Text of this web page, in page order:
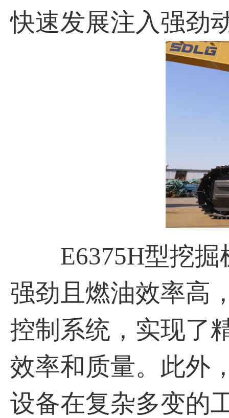
快速发展注入强劲
E6375H型挖掘
强劲且燃油效率高
控制系统，实现了
效率和质量。此外
设备在复杂多变的